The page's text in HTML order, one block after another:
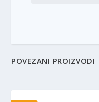
POVEZANI PROIZVODI